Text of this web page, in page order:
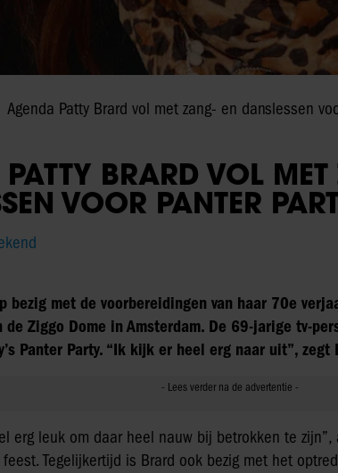
Agenda Patty Brard vol met zang- en danslessen
BRARD VOL
VOOR PANTER
bezig met de voorbereidingen van haar 70e
Ziggo Dome in Amsterdam. De 69-jarige tv-
Panter Party. “Ik kijk er heel erg naar uit”,
erg leuk om daar heel nauw bij betrokken te
Tegelijkertijd is Brard ook bezig met het